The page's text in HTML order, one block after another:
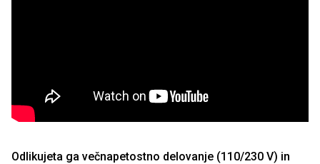
Odlikujeta ga večnapetostno delovanje (110/230 V) in